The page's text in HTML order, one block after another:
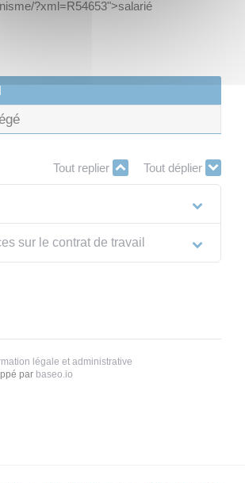
?xml=R54653">salarié
Tout replier Tout déplier
sur le contrat de travail
légale et administrative
par baseo.io